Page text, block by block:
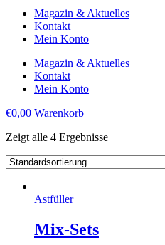
Magazin & Aktuelles
Kontakt
Mein Konto
Magazin & Aktuelles
Kontakt
Mein Konto
€0,00 Warenkorb
Zeigt alle 4 Ergebnisse
Astfüller
Mix-Sets